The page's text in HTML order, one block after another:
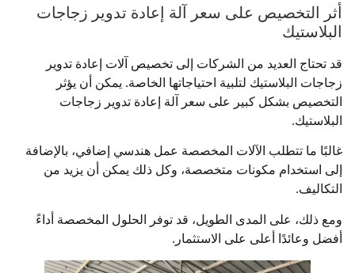
أثر التخصيص على سعر آلة إعادة تدوير زجاجات
البلاستيك
قد تحتاج العديد من الشركات إلى تخصيص آلات إعادة تدوير
زجاجات البلاستيك لتلبية احتياجاتها الخاصة. يمكن أن يؤثر
التخصيص بشكل كبير على سعر آلة إعادة تدوير زجاجات
البلاستيك.
غالبًا ما تتطلب الآلات المخصصة عمل هندسي إضافي، بالإضافة
إلى استخدام مكونات متخصصة، وكل ذلك يمكن أن يزيد من
التكاليف.
ومع ذلك، على المدى الطويل، قد توفر الحلول المخصصة أداءً
أفضل وعائدًا أعلى على الاستثمار.